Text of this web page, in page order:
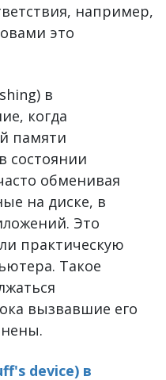
например,
это
в
когда
памяти
состоянии
обменивая
на диске, в
Это
практическую
Такое
вызвавшие его
device) в